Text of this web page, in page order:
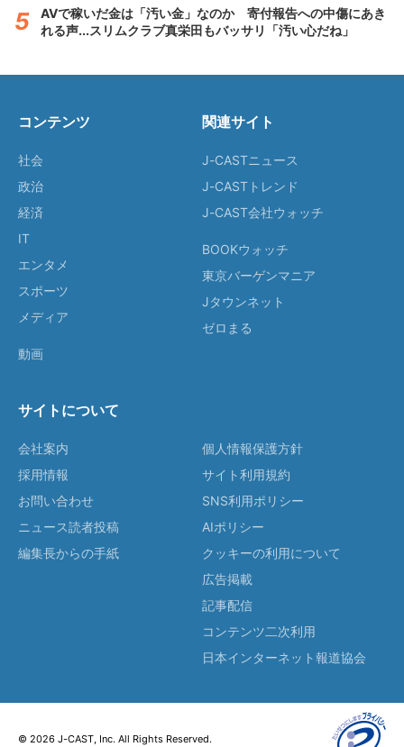
AVで稼いだ金は「汚い金」なのか 寄付報告への中傷にあき
れる声...スリムクラブ真栄田もバッサリ「汚い心だね」
コンテンツ
社会
政治
経済
IT
エンタメ
スポーツ
メディア
動画
関連サイト
J-CASTニュース
J-CASTトレンド
J-CAST会社ウォッチ
BOOKウォッチ
東京バーゲンマニア
Jタウンネット
ゼロまる
サイトについて
会社案内
採用情報
お問い合わせ
ニュース読者投稿
編集長からの手紙
個人情報保護方針
サイト利用規約
SNS利用ポリシー
AIポリシー
クッキーの利用について
広告掲載
記事配信
コンテンツ二次利用
日本インターネット報道協会
© 2026 J-CAST, Inc. All Rights Reserved.